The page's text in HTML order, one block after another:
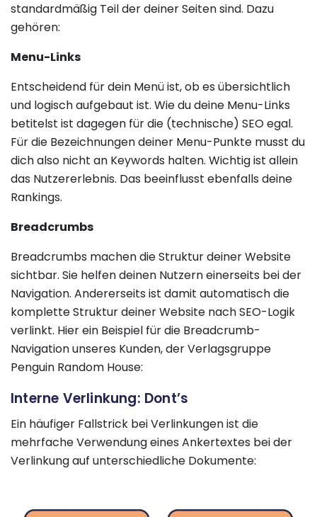
standardmäßig Teil der deiner Seiten sind. Dazu
gehören:
Menu-Links
Entscheidend für dein Menü ist, ob es übersichtlich
und logisch aufgebaut ist. Wie du deine Menu-Links
betitelst ist dagegen für die (technische) SEO egal.
Für die Bezeichnungen deiner Menu-Punkte musst du
dich also nicht an Keywords halten. Wichtig ist allein
das Nutzererlebnis. Das beeinflusst ebenfalls deine
Rankings.
Breadcrumbs
Breadcrumbs machen die Struktur deiner Website
sichtbar. Sie helfen deinen Nutzern einerseits bei der
Navigation. Andererseits ist damit automatisch die
komplette Struktur deiner Website nach SEO-Logik
verlinkt. Hier ein Beispiel für die Breadcrumb-
Navigation unseres Kunden, der Verlagsgruppe
Penguin Random House:
Interne Verlinkung: Dont’s
Ein häufiger Fallstrick bei Verlinkungen ist die
mehrfache Verwendung eines Ankertextes bei der
Verlinkung auf unterschiedliche Dokumente: